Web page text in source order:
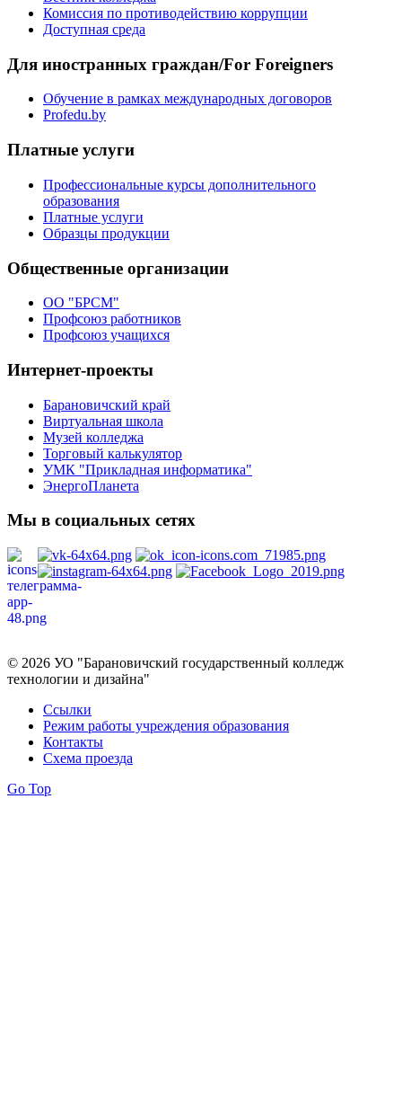
Комиссия по противодействию коррупции
Доступная среда
Для иностранных граждан/For Foreigners
Обучение в рамках международных договоров
Profedu.by
Платные услуги
Профессиональные курсы дополнительного
образования
Платные услуги
Образцы продукции
Общественные организации
ОО "БРСМ"
Профсоюз работников
Профсоюз учащихся
Интернет-проекты
Барановичский край
Виртуальная школа
Музей колледжа
Торговый калькулятор
УМК "Прикладная информатика"
ЭнергоПланета
Мы в социальных сетях
© 2026 УО "Барановичский государственный колледж
технологии и дизайна"
Ссылки
Режим работы учреждения образования
Контакты
Схема проезда
Go Top